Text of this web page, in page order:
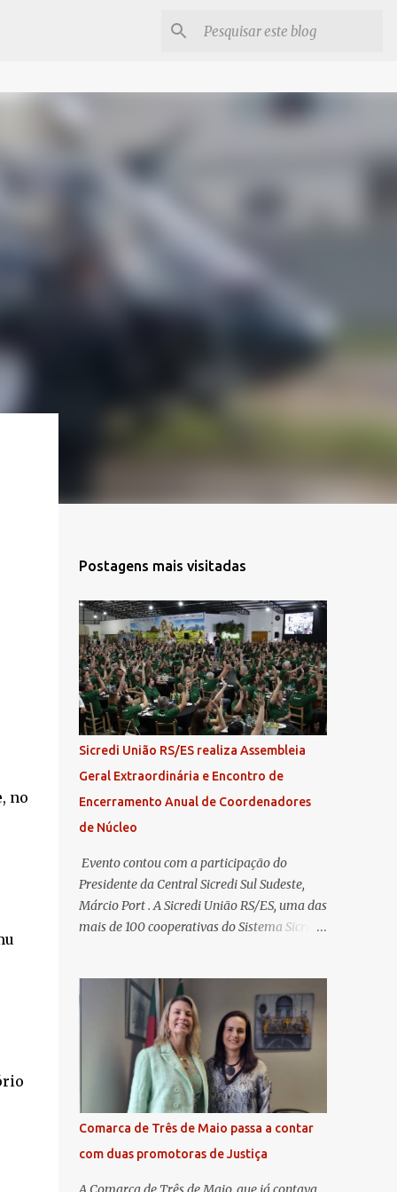
no
Postagens mais visitadas
Sicredi União RS/ES realiza Assembleia
Geral Extraordinária e Encontro de
Encerramento Anual de Coordenadores
de Núcleo
​ Evento contou com a participação do
Presidente da Central Sicredi Sul Sudeste,
Márcio Port . A Sicredi União RS/ES, uma das
mais de 100 cooperativas do Sistema Sicredi,
Encontro de Encerramento Anual de
Coordenadores de Núcleo, marcando o
fechamento de mais um ciclo de conquistas
e planejamento para o futuro. O evento
ocorreu presencialmente em Santa Rosa/RS
com transmissão simultânea para os
coordenadores capixabas, que estavam
reunidos em Cachoeiro de Itapemirim / ES.
Durante a Assembleia Geral Extraordinária,
foram debatidas e aprovadas pautas
Comarca de Três de Maio passa a contar
com duas promotoras de Justiça